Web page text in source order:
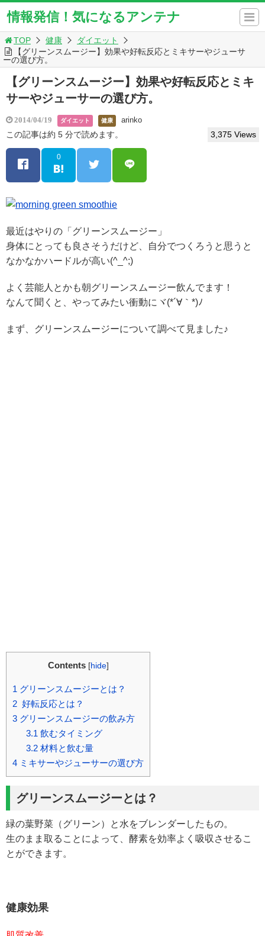
情報発信！気になるアンテナ
TOP 健康
ダイエット
【グリーンスムージー】効果や好転反応とミキサーやジューサ
ーの選び方。
【グリーンスムージー】効果や好転反応とミキ
サーやジューサーの選び方。
2014/04/19 ダイエット 健康 arinko
この記事は約 5 分で読めます。 3,375 Views
0
最近はやりの「グリーンスムージー」
身体にとっても良さそうだけど、自分でつくろうと思うと
なかなかハードルが高い(^_^;)
よく芸能人とかも朝グリーンスムージー飲んでます！
なんて聞くと、やってみたい衝動にヾ(*´∀｀*)ﾉ
まず、グリーンスムージーについて調べて見ました♪
Contents [hide]
1 グリーンスムージーとは？
2 好転反応とは？
3 グリーンスムージーの飲み方
3.1 飲むタイミング
3.2材料と飲む量
4 ミキサーやジューサーの選び方
グリーンスムージーとは？
緑の葉野菜（グリーン）と水をブレンダーしたもの。
生のまま取ることによって、酵素を効率よく吸収させるこ
とができます。
健康効果